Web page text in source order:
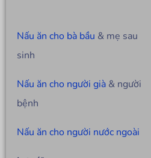
Nấu ăn cho bà bầu & mẹ sau
sinh
Nấu ăn cho người già & người
bệnh
Nấu ăn cho người nước ngoài